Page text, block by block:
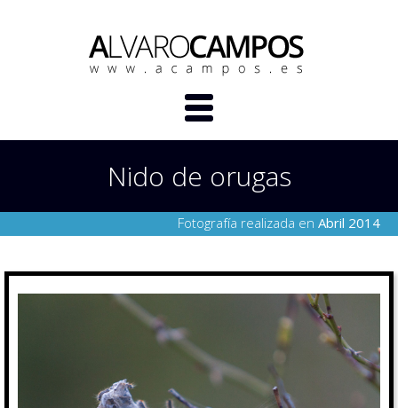
Nido de orugas
Fotografía realizada en Abril 2014